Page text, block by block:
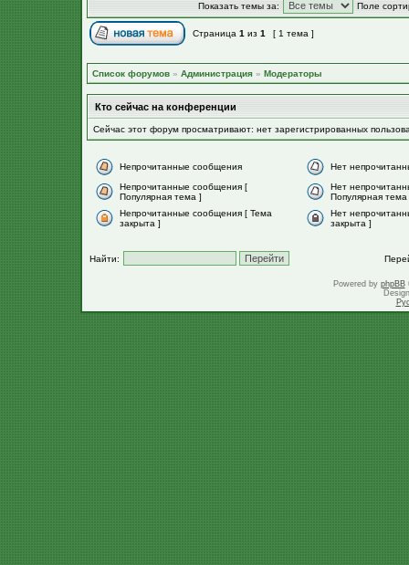
Показать темы за: Поле
Страница 1 из 1 [ 1 тема ]
Список форумов » Администрация » Модераторы
Кто сейчас на конференции
Сейчас этот форум просматривают: нет зарегистрированных
Непрочитанные сообщения
Нет
Непрочитанные сообщения [
Популярная тема ]
Нет
Популярная тема
Непрочитанные сообщения [ Тема
закрыта ]
Нет
закрыта ]
Найти:
Powered by phpBB